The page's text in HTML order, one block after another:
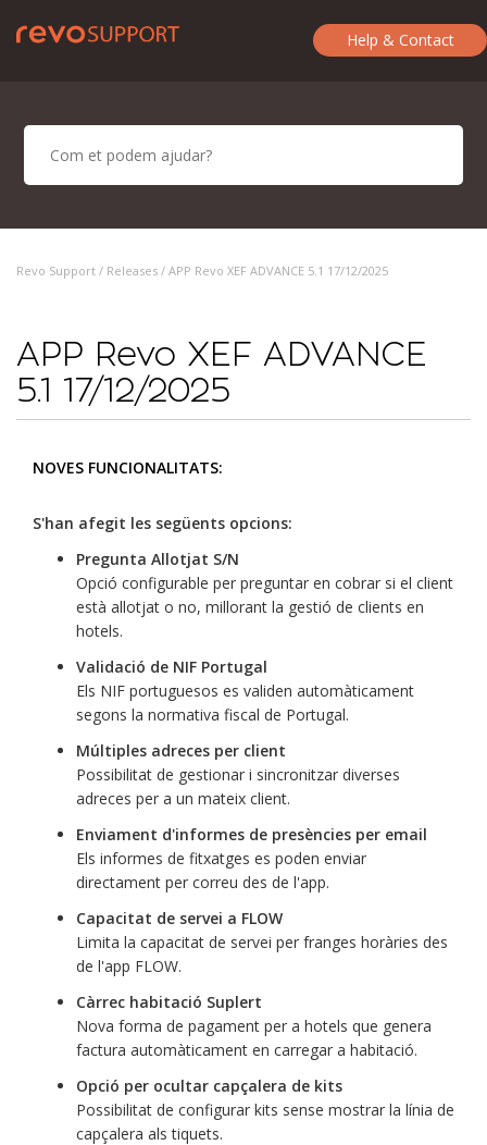
Help & Contact
Revo Support / Releases / APP Revo XEF ADVANCE 5.1 17/12/2025
APP Revo XEF ADVANCE
5.1 17/12/2025
NOVES FUNCIONALITATS:
S'han afegit les següents opcions:
Pregunta Allotjat S/N
Opció configurable per preguntar en cobrar si el client
està allotjat o no, millorant la gestió de clients en
hotels.
Validació de NIF Portugal
Els NIF portuguesos es validen automàticament
segons la normativa fiscal de Portugal.
Múltiples adreces per client
Possibilitat de gestionar i sincronitzar diverses
adreces per a un mateix client.
Enviament d'informes de presències per email
Els informes de fitxatges es poden enviar
directament per correu des de l'app.
Capacitat de servei a FLOW
Limita la capacitat de servei per franges horàries des
de l'app FLOW.
Càrrec habitació Suplert
Nova forma de pagament per a hotels que genera
factura automàticament en carregar a habitació.
Opció per ocultar capçalera de kits
Possibilitat de configurar kits sense mostrar la línia de
capçalera als tiquets.